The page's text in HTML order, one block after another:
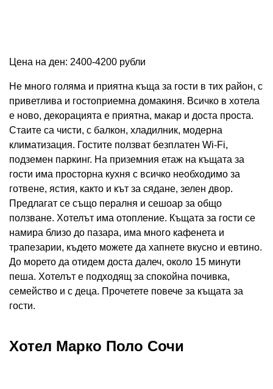
Цена на ден: 2400-4200 рубли
Не много голяма и приятна къща за гости в тих район, с
приветлива и гостоприемна домакиня. Всичко в хотела
е ново, декорацията е приятна, макар и доста проста.
Стаите са чисти, с балкон, хладилник, модерна
климатизация. Гостите ползват безплатен Wi-Fi,
подземен паркинг. На приземния етаж на къщата за
гости има просторна кухня с всичко необходимо за
готвене, ястия, както и кът за сядане, зелен двор.
Предлагат се също пералня и сешоар за общо
ползване. Хотелът има отопление. Къщата за гости се
намира близо до пазара, има много кафенета и
трапезарии, където можете да хапнете вкусно и евтино.
До морето да отидем доста далеч, около 15 минути
пеша. Хотелът е подходящ за спокойна почивка,
семейство и с деца. Прочетете повече за къщата за
гости.
Хотел Марко Поло Сочи